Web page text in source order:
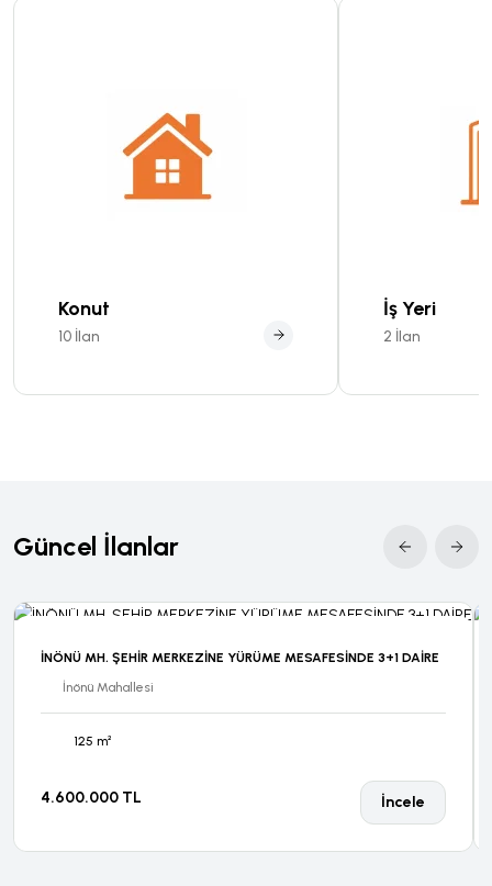
Konut
10 İlan
İş Yeri
2 İlan
Güncel İlanlar
İNÖNÜ MH. ŞEHİR MERKEZİNE YÜRÜME MESAFESİNDE 3+1 DAİRE
İnönü Mahallesi
125 m²
4.600.000 TL İncele